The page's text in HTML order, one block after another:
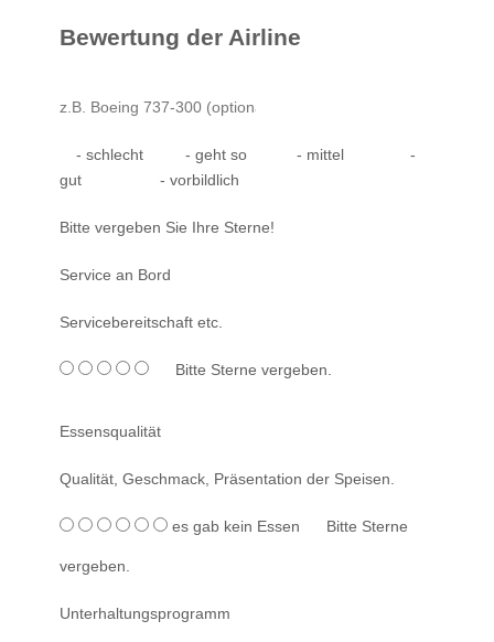
Bewertung der Airline
- schlecht - geht so - mittel
-
gut
- vorbildlich
Bitte vergeben Sie Ihre Sterne!
Service an Bord
Servicebereitschaft etc.
Bitte Sterne vergeben.
Essensqualität
Qualität, Geschmack, Präsentation der Speisen.
es gab kein Essen Bitte Sterne
vergeben.
Unterhaltungsprogramm